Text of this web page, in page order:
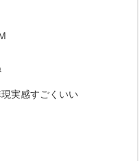
実感すごくいい